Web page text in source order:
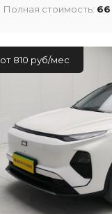
Полная стоимость: 66
от 810 руб/мес